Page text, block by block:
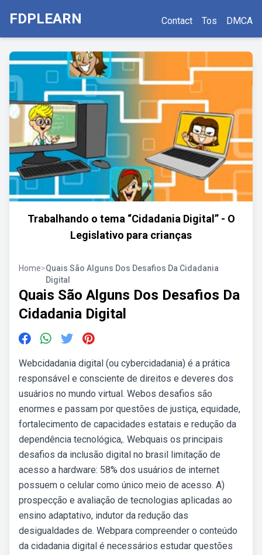
FDPLEARN Contact Tos DMCA
Trabalhando o tema “Cidadania Digital” - O
Legislativo para crianças
Home>Quais São Alguns Dos Desafios Da Cidadania
Digital
Quais São Alguns Dos Desafios Da
Cidadania Digital
Webcidadania digital (ou cybercidadania) é a prática
responsável e consciente de direitos e deveres dos
usuários no mundo virtual. Webos desafios são
enormes e passam por questões de justiça, equidade,
fortalecimento de capacidades estatais e redução da
dependência tecnológica,. Webquais os principais
desafios da inclusão digital no brasil limitação de
acesso a hardware: 58% dos usuários de internet
possuem o celular como único meio de acesso. A)
prospecção e avaliação de tecnologias aplicadas ao
ensino adaptativo, indutor da redução das
desigualdades de. Webpara compreender o conteúdo
da cidadania digital é necessários estudar questões